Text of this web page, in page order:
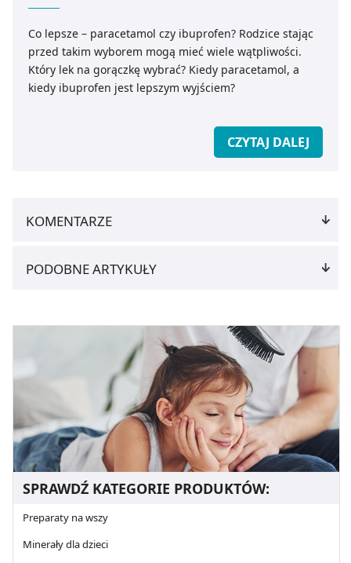
SPRAWDŹ KATEGORIE PRODUKTÓW:
Preparaty na wszy
Minerały dla dzieci
Co lepsze – paracetamol czy ibuprofen? Rodzice stając
przed takim wyborem mogą mieć wiele wątpliwości.
Który lek na gorączkę wybrać? Kiedy paracetamol, a
kiedy ibuprofen jest lepszym wyjściem?
CZYTAJ DALEJ
KOMENTARZE
PODOBNE ARTYKUŁY